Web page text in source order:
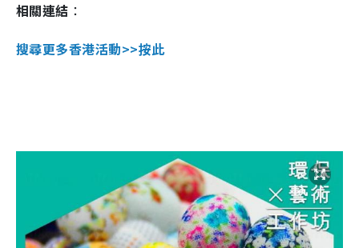
相關連結 ：
搜尋更多香港活動>>按此